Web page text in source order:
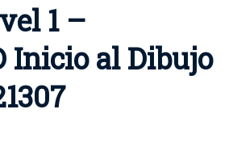
1 –
Inicio al Dibujo